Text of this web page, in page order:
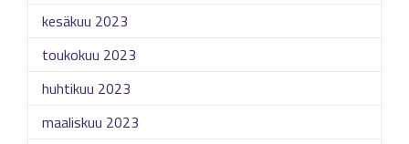
kesäkuu 2023
toukokuu 2023
huhtikuu 2023
maaliskuu 2023